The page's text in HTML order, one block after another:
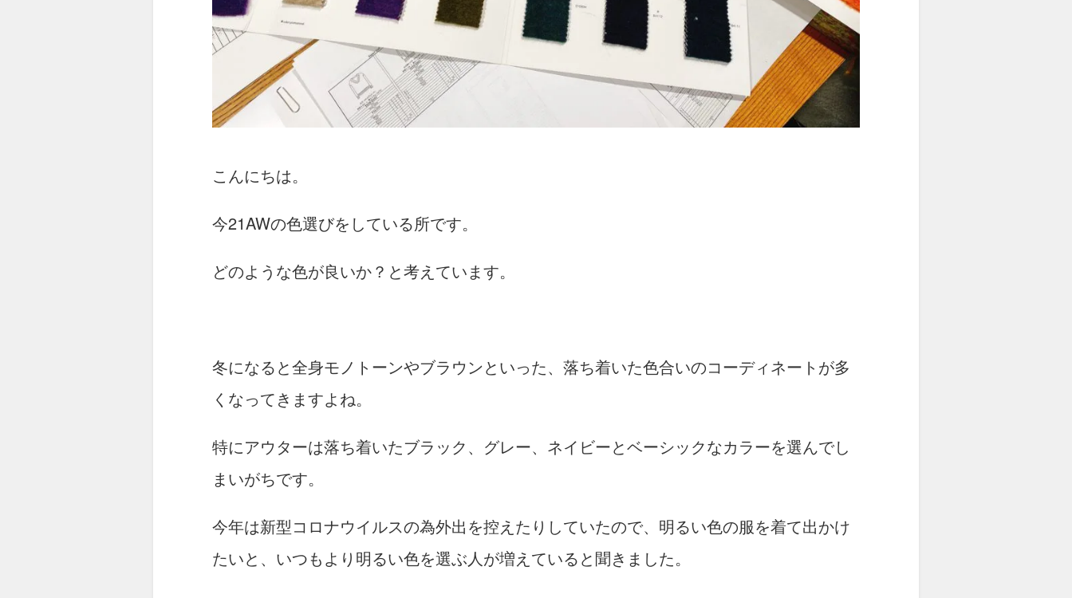
こんにちは。
今21AWの色選びをしている所です。
どのような色が良いか？と考えています。
冬になると全身モノトーンやブラウンといった、落ち着いた色合いのコーディネートが多
くなってきますよね。
特にアウターは落ち着いたブラック、グレー、ネイビーとベーシックなカラーを選んでし
まいがちです。
今年は新型コロナウイルスの為外出を控えたりしていたので、明るい色の服を着て出かけ
たいと、いつもより明るい色を選ぶ人が増えていると聞きました。